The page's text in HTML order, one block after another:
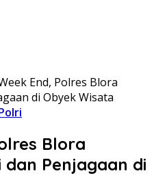
End, Polres Blora
di Obyek Wisata
Blora
Penjagaan di